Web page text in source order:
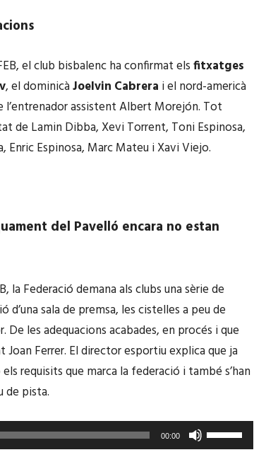
l
c
p
u
n
r
v
i
r
l
e
e
s
d
e
f
t
x
el club bisbalenc ha confirmat elsfitxatges
, el dominicàJoelvin Cabrera i el nord-americà
l’entrenador assistent Albert Morejón. Tot
de Lamin Dibba, Xevi Torrent, Toni Espinosa,
Enric Espinosa, Marc Mateu i Xavi Viejo.
del Pavelló encara no estan
la Federació demana als clubs una sèrie de
d’una sala de premsa, les cistelles a peu de
De les adequacions acabades, en procés i que
Joan Ferrer. El director esportiu explica que ja
requisits que marca la federació i també s’han
de pista.
00:00
F
e